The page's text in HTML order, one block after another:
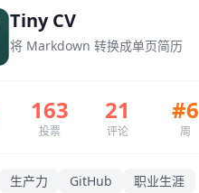
Tiny CV
将 Markdown 转换成单页简历
163
投票
21
评论
#6
周
生产力 GitHub 职业生涯